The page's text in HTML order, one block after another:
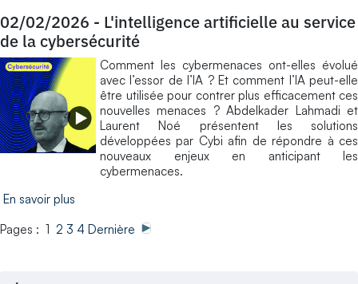
02/02/2026 - L'intelligence artificielle au service
de la cybersécurité
Comment les cybermenaces ont-elles évolué
avec l’essor de l’IA ? Et comment l’IA peut-elle
être utilisée pour contrer plus efficacement ces
nouvelles menaces ? Abdelkader Lahmadi et
Laurent Noé présentent les solutions
développées par Cybi afin de répondre à ces
nouveaux enjeux en anticipant les
cybermenaces.
En savoir plus
Pages : 1 2 3 4 Dernière